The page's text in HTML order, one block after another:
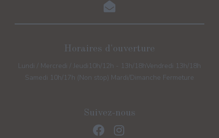
Horaires d'ouverture
Lundi / Mercredi / Jeudi10h/12h - 13h/18hVendredi 13h/18h
Samedi 10h/17h (Non stop) Mardi/Dimanche Fermeture
Suivez-nous